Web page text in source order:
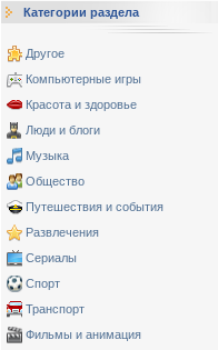
Категории раздела
Другое
Компьютерные игры
Красота и здоровье
Люди и блоги
Музыка
Общество
Путешествия и события
Развлечения
Сериалы
Спорт
Транспорт
Фильмы и анимация